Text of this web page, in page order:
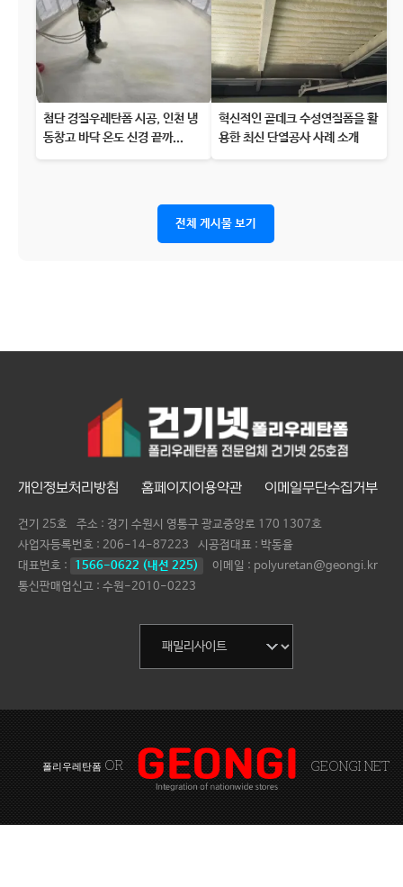
첨단 경질우레탄폼 시공, 인천 냉
동창고 바닥 온도 신경 끝까...
혁신적인 골데크 수성연질폼을 활
용한 최신 단열공사 사례 소개
전체 게시물 보기
개인정보처리방침 홈페이지이용약관 이메일무단수집거부
건기 25호
주소 : 경기 수원시 영통구 광교중앙로 170 1307호
사업자등록번호 : 206-14-87223 시공점대표 : 박동율
대표번호 :
1566-0622 (내선 225)
이메일 : polyuretan@geongi.kr
통신판매업신고 : 수원-2010-0223
폴리우레탄폼 OR GEONGI NET